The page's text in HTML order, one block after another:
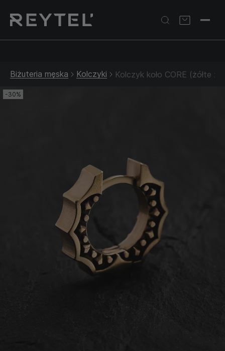
Złota biżuteria: –30% | Do 31.08
Biżuteria męska Kolczyki Kolczyk koło CORE (żółte
-30%